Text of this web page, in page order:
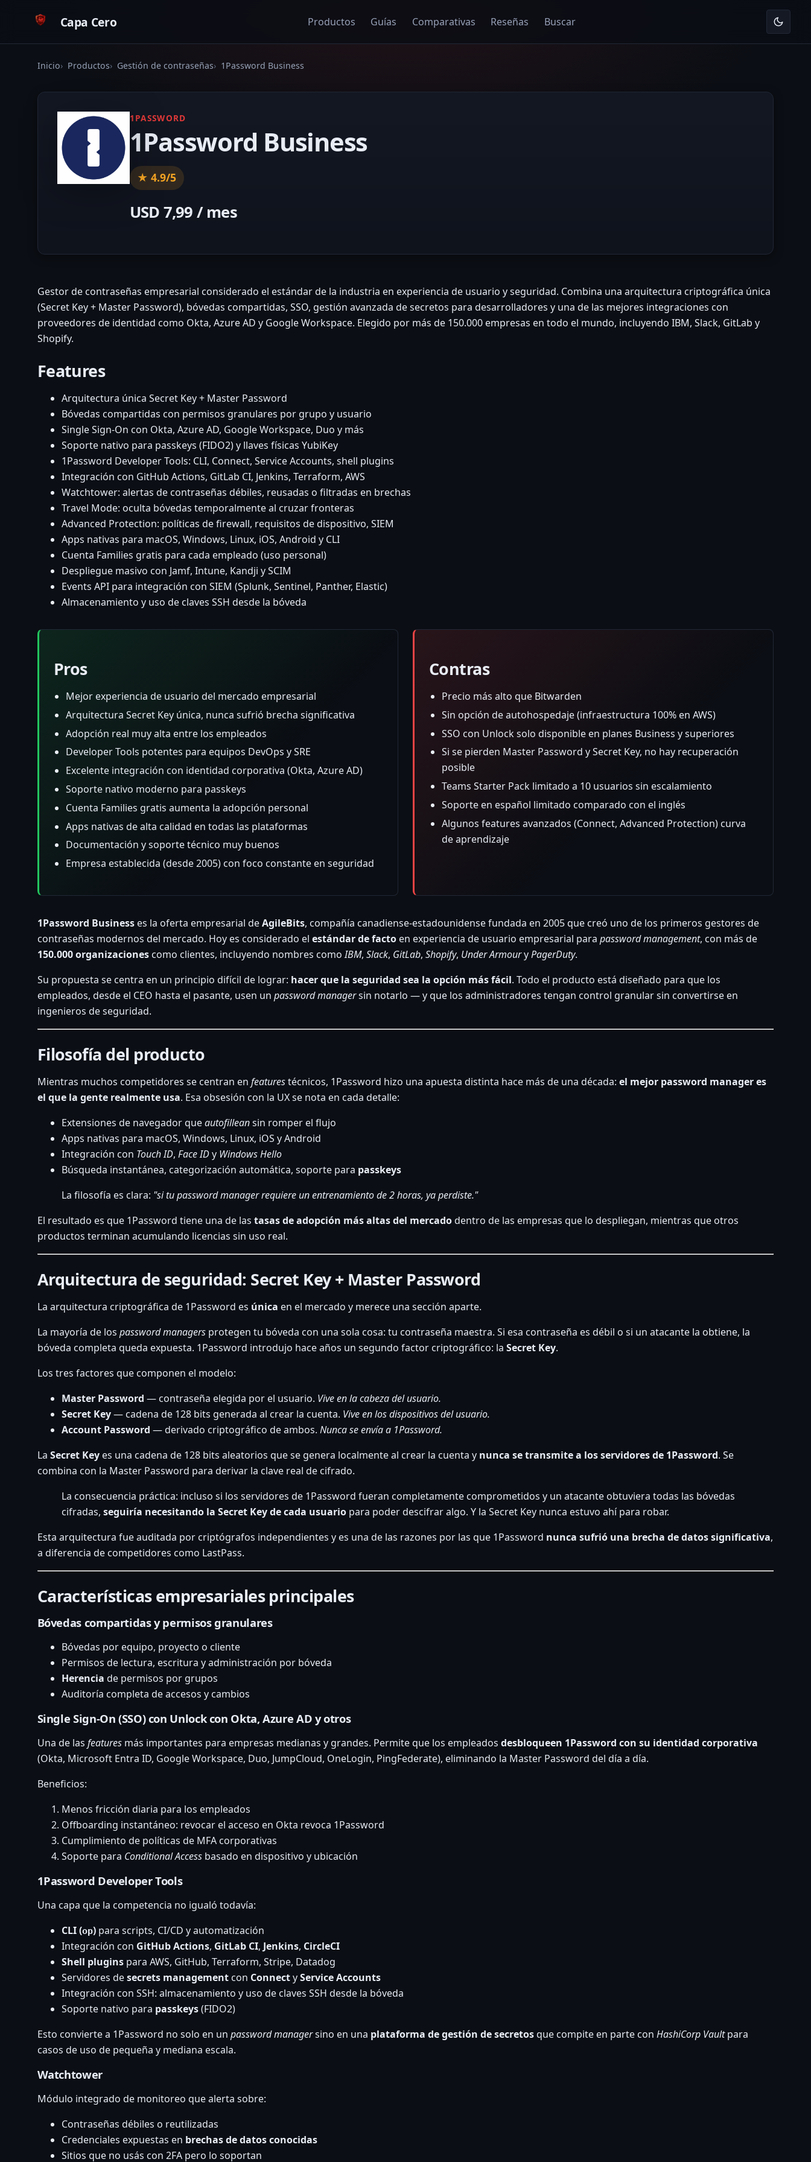
Capa Cero Productos Guías Comparativas Reseñas Buscar
Inicio Productos Gestión de contraseñas 1Password Business
1PASSWORD
1Password Business
★ 4.9/5
USD 7,99 / mes
Gestor de contraseñas empresarial considerado el estándar de la industria en experiencia de usuario y seguridad. Combina una arquitectura criptográfica única
(Secret Key + Master Password), bóvedas compartidas, SSO, gestión avanzada de secretos para desarrolladores y una de las mejores integraciones con
proveedores de identidad como Okta, Azure AD y Google Workspace. Elegido por más de 150.000 empresas en todo el mundo, incluyendo IBM, Slack, GitLab y
Shopify.
Features
Arquitectura única Secret Key + Master Password
Bóvedas compartidas con permisos granulares por grupo y usuario
Single Sign-On con Okta, Azure AD, Google Workspace, Duo y más
Soporte nativo para passkeys (FIDO2) y llaves físicas YubiKey
1Password Developer Tools: CLI, Connect, Service Accounts, shell plugins
Integración con GitHub Actions, GitLab CI, Jenkins, Terraform, AWS
Watchtower: alertas de contraseñas débiles, reusadas o filtradas en brechas
Travel Mode: oculta bóvedas temporalmente al cruzar fronteras
Advanced Protection: políticas de firewall, requisitos de dispositivo, SIEM
Apps nativas para macOS, Windows, Linux, iOS, Android y CLI
Cuenta Families gratis para cada empleado (uso personal)
Despliegue masivo con Jamf, Intune, Kandji y SCIM
Events API para integración con SIEM (Splunk, Sentinel, Panther, Elastic)
Almacenamiento y uso de claves SSH desde la bóveda
Pros
Mejor experiencia de usuario del mercado empresarial
Arquitectura Secret Key única, nunca sufrió brecha significativa
Adopción real muy alta entre los empleados
Developer Tools potentes para equipos DevOps y SRE
Excelente integración con identidad corporativa (Okta, Azure AD)
Soporte nativo moderno para passkeys
Cuenta Families gratis aumenta la adopción personal
Apps nativas de alta calidad en todas las plataformas
Documentación y soporte técnico muy buenos
Empresa establecida (desde 2005) con foco constante en seguridad
Contras
Precio más alto que Bitwarden
Sin opción de autohospedaje (infraestructura 100% en AWS)
SSO con Unlock solo disponible en planes Business y superiores
Si se pierden Master Password y Secret Key, no hay recuperación
posible
Teams Starter Pack limitado a 10 usuarios sin escalamiento
Soporte en español limitado comparado con el inglés
Algunos features avanzados (Connect, Advanced Protection) curva
de aprendizaje
1Password Businesses la oferta empresarial deAgileBits, compañía canadiense-estadounidense fundada en 2005 que creó uno de los primeros gestores de
contraseñas modernos del mercado. Hoy es considerado el estándar de factoen experiencia de usuario empresarial para password management, con más de
150.000 organizacionescomo clientes, incluyendo nombres comoIBM, Slack, GitLab, Shopify, Under ArmouryPagerDuty.
Su propuesta se centra en un principio difícil de lograr: hacer que la seguridad sea la opción más fácil. Todo el producto está diseñado para que los
empleados, desde el CEO hasta el pasante, usen un password managersin notarlo — y que los administradores tengan control granular sin convertirse en
ingenieros de seguridad.
Filosofía del producto
Mientras muchos competidores se centran en featurestécnicos, 1Password hizo una apuesta distinta hace más de una década: el mejor password manager es
el que la gente realmente usa. Esa obsesión con la UX se nota en cada detalle:
Extensiones de navegador queautofilleansin romper el flujo
Apps nativas para macOS, Windows, Linux, iOS y Android
Integración con Touch ID, Face IDy Windows Hello
Búsqueda instantánea, categorización automática, soporte para passkeys
La filosofía es clara: "si tu password manager requiere un entrenamiento de 2 horas, ya perdiste."
El resultado es que 1Password tiene una de las tasas de adopción más altas del mercadodentro de las empresas que lo despliegan, mientras que otros
productos terminan acumulando licencias sin uso real.
Arquitectura de seguridad: Secret Key + Master Password
La arquitectura criptográfica de 1Password es única en el mercado y merece una sección aparte.
La mayoría de los password managersprotegen tu bóveda con una sola cosa: tu contraseña maestra. Si esa contraseña es débil o si un atacante la obtiene, la
bóveda completa queda expuesta. 1Password introdujo hace años un segundo factor criptográfico: la Secret Key.
Los tres factores que componen el modelo:
Master Password — contraseña elegida por el usuario. Vive en la cabeza del usuario.
Secret Key— cadena de 128 bits generada al crear la cuenta. Vive en los dispositivos del usuario.
Account Password — derivado criptográfico de ambos. Nunca se envía a 1Password.
La Secret Keyes una cadena de 128 bits aleatorios que se genera localmente al crear la cuenta y nunca se transmite a los servidores de 1Password. Se
combina con la Master Password para derivar la clave real de cifrado.
La consecuencia práctica: incluso si los servidores de 1Password fueran completamente comprometidos y un atacante obtuviera todas las bóvedas
cifradas, seguiría necesitando la Secret Key de cada usuariopara poder descifrar algo. Y la Secret Key nunca estuvo ahí para robar.
Esta arquitectura fue auditada por criptógrafos independientes y es una de las razones por las que 1Password nunca sufrió una brecha de datos significativa,
a diferencia de competidores como LastPass.
Características empresariales principales
Bóvedas compartidas y permisos granulares
Bóvedas por equipo, proyecto o cliente
Permisos de lectura, escritura y administración por bóveda
Herencia de permisos por grupos
Auditoría completa de accesos y cambios
Single Sign-On (SSO) con Unlock con Okta, Azure AD y otros
Una de las featuresmás importantes para empresas medianas y grandes. Permite que los empleados desbloqueen 1Password con su identidad corporativa
(Okta, Microsoft Entra ID, Google Workspace, Duo, JumpCloud, OneLogin, PingFederate), eliminando la Master Password del día a día.
Beneficios:
Menos fricción diaria para los empleados
Offboarding instantáneo: revocar el acceso en Okta revoca 1Password
Cumplimiento de políticas de MFA corporativas
Soporte para Conditional Accessbasado en dispositivo y ubicación
1Password Developer Tools
Una capa que la competencia no igualó todavía:
CLI (op)para scripts, CI/CD y automatización
Integración con GitHub Actions, GitLab CI, Jenkins, CircleCI
Shell pluginspara AWS, GitHub, Terraform, Stripe, Datadog
Servidores desecrets managementcon ConnectyService Accounts
Integración con SSH: almacenamiento y uso de claves SSH desde la bóveda
Soporte nativo para passkeys(FIDO2)
Esto convierte a 1Password no solo en un password managersino en una plataforma de gestión de secretosque compite en parte con HashiCorp Vaultpara
casos de uso de pequeña y mediana escala.
Watchtower
Módulo integrado de monitoreo que alerta sobre:
Contraseñas débiles o reutilizadas
Credenciales expuestas en brechas de datos conocidas
Sitios que no usás con 2FA pero lo soportan